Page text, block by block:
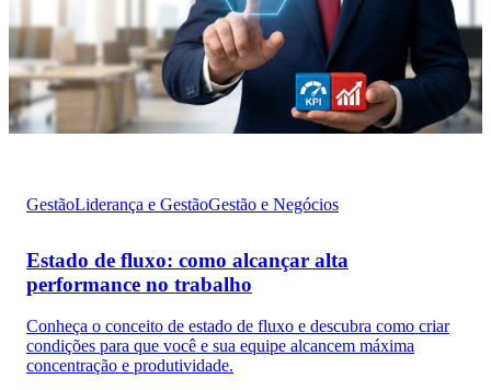
GestãoLiderança e GestãoGestão e Negócios
Estado de fluxo: como alcançar alta
performance no trabalho
Conheça o conceito de estado de fluxo e descubra como criar
condições para que você e sua equipe alcancem máxima
concentração e produtividade.